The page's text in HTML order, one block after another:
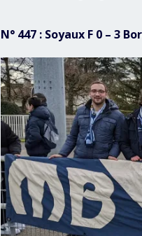
N° 447 : Soyaux F 0 – 3